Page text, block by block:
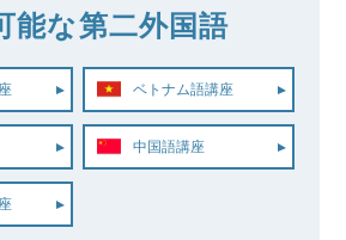
能な第二外国語
ベトナム語講座
中国語講座